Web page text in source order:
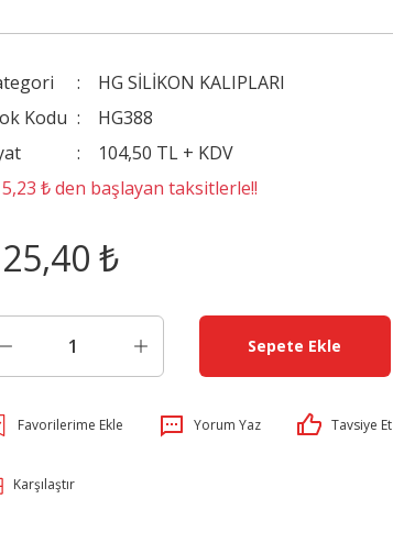
HG SİLİKON KALIPLARI
Kodu
HG388
104,50 TL + KDV
₺ den başlayan taksitlerle!!
₺
Sepete Ekle
Yorum Yaz Tavsiye Et
Karşılaştır